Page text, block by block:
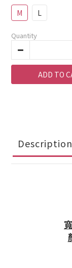
M L
Quantity
ADD TO
Description